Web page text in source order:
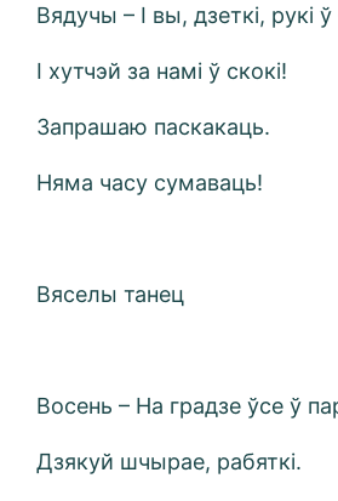
Вядучы – І вы, дзеткі, рукі ў
І хутчэй за намі ў скокі!
Запрашаю паскакаць.
Няма часу сумаваць!
Вяселы танец
Восень – На градзе ўсе ў
Дзякуй шчырае, рабяткі.